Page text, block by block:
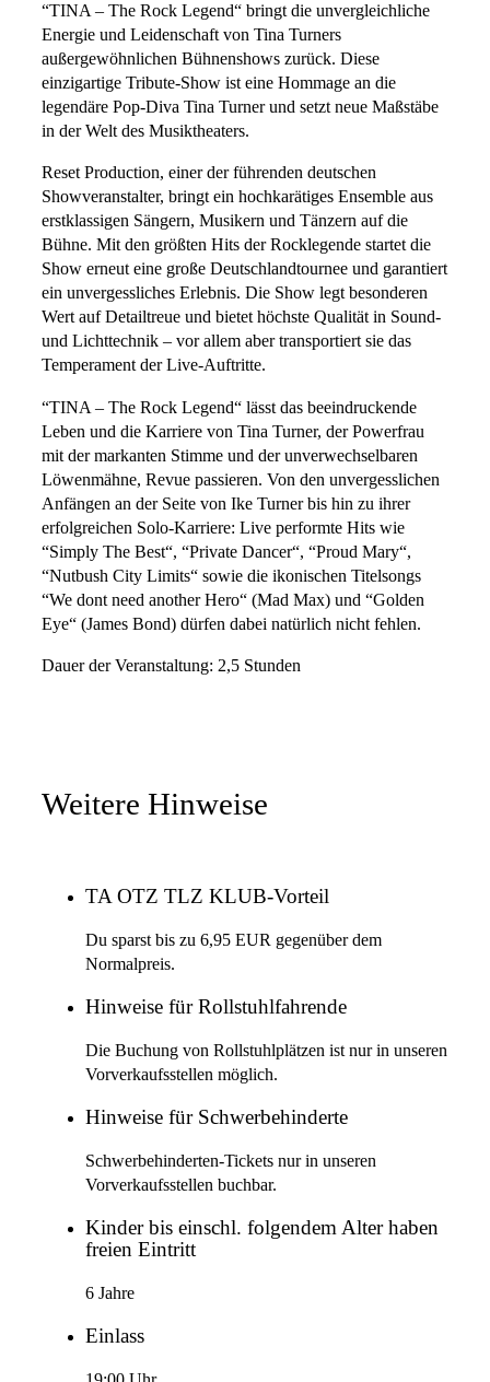
“TINA – The Rock Legend“ bringt die unvergleichliche
Energie und Leidenschaft von Tina Turners
außergewöhnlichen Bühnenshows zurück. Diese
einzigartige Tribute-Show ist eine Hommage an die
legendäre Pop-Diva Tina Turner und setzt neue Maßstäbe
in der Welt des Musiktheaters.
Reset Production, einer der führenden deutschen
Showveranstalter, bringt ein hochkarätiges Ensemble aus
erstklassigen Sängern, Musikern und Tänzern auf die
Bühne. Mit den größten Hits der Rocklegende startet die
Show erneut eine große Deutschlandtournee und garantiert
ein unvergessliches Erlebnis. Die Show legt besonderen
Wert auf Detailtreue und bietet höchste Qualität in Sound-
und Lichttechnik – vor allem aber transportiert sie das
Temperament der Live-Auftritte.
“TINA – The Rock Legend“ lässt das beeindruckende
Leben und die Karriere von Tina Turner, der Powerfrau
mit der markanten Stimme und der unverwechselbaren
Löwenmähne, Revue passieren. Von den unvergesslichen
Anfängen an der Seite von Ike Turner bis hin zu ihrer
erfolgreichen Solo-Karriere: Live performte Hits wie
“Simply The Best“, “Private Dancer“, “Proud Mary“,
“Nutbush City Limits“ sowie die ikonischen Titelsongs
“We dont need another Hero“ (Mad Max) und “Golden
Eye“ (James Bond) dürfen dabei natürlich nicht fehlen.
Dauer der Veranstaltung: 2,5 Stunden
Weitere Hinweise
TA OTZ TLZ KLUB-Vorteil
Du sparst bis zu 6,95 EUR gegenüber dem
Normalpreis.
Hinweise für Rollstuhlfahrende
Die Buchung von Rollstuhlplätzen ist nur in unseren
Vorverkaufsstellen möglich.
Hinweise für Schwerbehinderte
Schwerbehinderten-Tickets nur in unseren
Vorverkaufsstellen buchbar.
Kinder bis einschl. folgendem Alter haben
freien Eintritt
6 Jahre
Einlass